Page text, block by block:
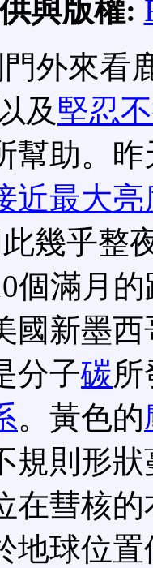
與版權:
外來看
及 堅忍
幫助。昨
近最大亮
幾乎整
個滿月
國新墨
分子碳
。黃色的
規則形狀
在彗核
地球位置